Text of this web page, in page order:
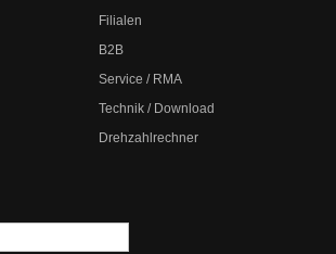
Filialen
B2B
Service / RMA
Technik / Download
Drehzahlrechner